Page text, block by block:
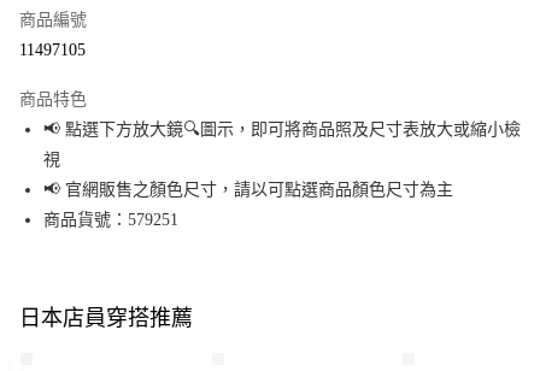
Apple Pay
街口支付
悠遊付
全盈+PAY
商品編號
11497105
商品特色
📢 點選下方放大鏡🔍圖示，即可將商品照及尺寸表放大或縮小檢
視
📢 官網販售之顏色尺寸，請以可點選商品顏色尺寸為主
商品貨號：579251
日本店員穿搭推薦